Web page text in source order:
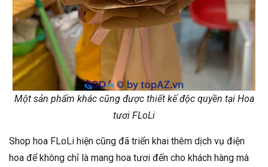
Một sản phẩm khác cũng được thiết kế độc quyền tại Hoa
tươi FLoLi
Shop hoa FLoLi hiện cũng đã triển khai thêm dịch vụ điện
hoa để không chỉ là mang hoa tươi đến cho khách hàng mà